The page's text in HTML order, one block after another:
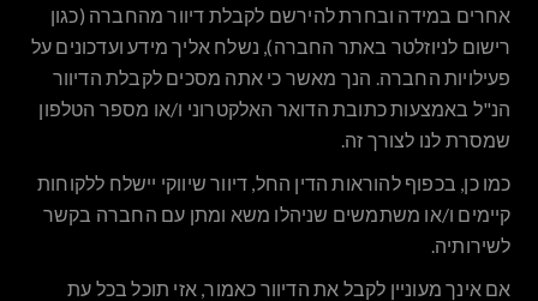
אחרים במידה ובחרת להירשם לקבלת דיוור מהחברה (כגון
רישום לניוזלטר באתר החברה), נשלח אליך מידע ועדכונים על
פעילויות החברה. הנך מאשר כי אתה מסכים לקבלת הדיוור
הנ"ל באמצעות כתובת הדואר האלקטרוני ו/או מספר הטלפון
שמסרת לנו לצורך זה.
כמו כן, בכפוף להוראות הדין החל, דיוור שיווקי יישלח ללקוחות
קיימים ו/או משתמשים שניהלו משא ומתן עם החברה בקשר
לשירותיה.
אם אינך מעוניין לקבל את הדיוור כאמור, אזי תוכל בכל עת